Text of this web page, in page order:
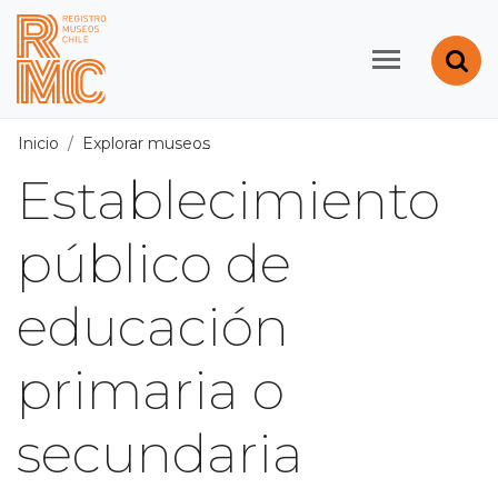
Contenido principal
Registro de Museos
Inicio Explorar museos
Establecimiento
público de
educación
primaria o
secundaria